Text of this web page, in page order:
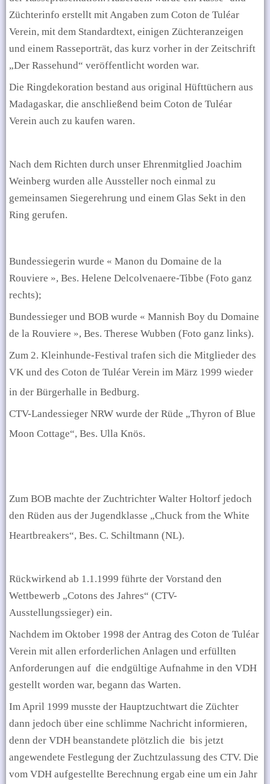
Züchterinfo erstellt mit Angaben zum Coton de Tuléar
Verein, mit dem Standardtext, einigen Züchteranzeigen
und einem Rasseporträt, das kurz vorher in der Zeitschrift
„Der Rassehund“ veröffentlicht worden war.
Die Ringdekoration bestand aus original Hüfttüchern aus
Madagaskar, die anschließend beim Coton de Tuléar
Verein auch zu kaufen waren.
Nach dem Richten durch unser Ehrenmitglied Joachim
Weinberg wurden alle Aussteller noch einmal zu
gemeinsamen Siegerehrung und einem Glas Sekt in den
Ring gerufen.
Bundessiegerin wurde « Manon du Domaine de la
Rouviere », Bes. Helene Delcolvenaere-Tibbe (Foto ganz
rechts);
Bundessieger und BOB wurde « Mannish Boy du Domaine
de la Rouviere », Bes. Therese Wubben (Foto ganz links).
Zum 2. Kleinhunde-Festival trafen sich die Mitglieder des
VK und des Coton de Tuléar Verein im März 1999 wieder
in der Bürgerhalle in Bedburg.
CTV-Landessieger NRW wurde der Rüde „Thyron of Blue
Moon Cottage“, Bes. Ulla Knös.
Zum BOB machte der Zuchtrichter Walter Holtorf jedoch
den Rüden aus der Jugendklasse „Chuck from the White
Heartbreakers“, Bes. C. Schiltmann (NL).
Rückwirkend ab 1.1.1999 führte der Vorstand den
Wettbewerb „Cotons des Jahres“ (CTV-
Ausstellungssieger) ein.
Nachdem im Oktober 1998 der Antrag des Coton de Tuléar
Verein mit allen erforderlichen Anlagen und erfüllten
Anforderungen auf die endgültige Aufnahme in den VDH
gestellt worden war, begann das Warten.
Im April 1999 musste der Hauptzuchtwart die Züchter
dann jedoch über eine schlimme Nachricht informieren,
denn der VDH beanstandete plötzlich die bis jetzt
angewendete Festlegung der Zuchtzulassung des CTV. Die
vom VDH aufgestellte Berechnung ergab eine um ein Jahr